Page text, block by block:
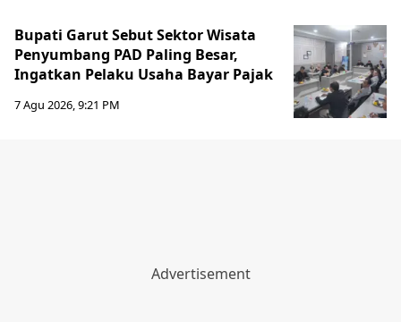
Bupati Garut Sebut Sektor Wisata
Penyumbang PAD Paling Besar,
Ingatkan Pelaku Usaha Bayar Pajak
7 Agu 2026, 9:21 PM